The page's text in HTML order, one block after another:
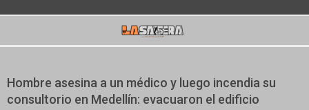
Hombre asesina a un médico y luego incendia su
consultorio en Medellín: evacuaron el edificio